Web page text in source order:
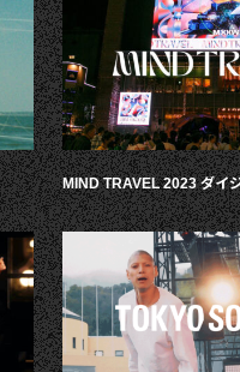
MIND TRAVEL 2023 ダイ